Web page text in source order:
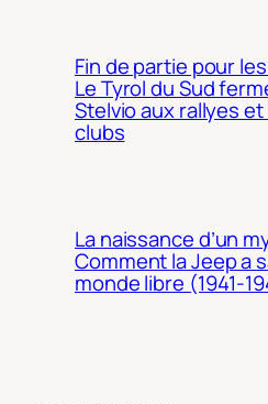
Fin de partie pour
Le Tyrol du Sud
Stelvio aux rallyes
clubs
La naissance d’un
Comment la Jeep a
monde libre (1941-